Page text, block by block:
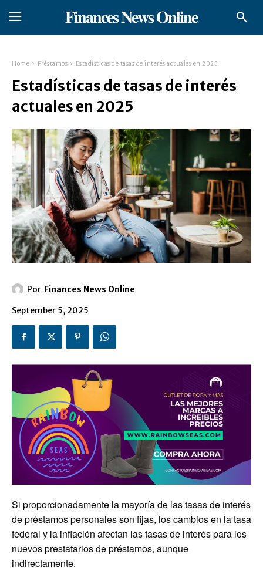
𝐅𝐢𝐧𝐚𝐧𝐜𝐞𝐬 𝐍𝐞𝐰𝐬 𝐎𝐧𝐥𝐢𝐧𝐞
Home Préstamos Estadísticas de tasas de interés actuales en 2025
Estadísticas de tasas de interés
actuales en 2025
Por Finances News Online
September 5, 2025
Si proporcionadamente la mayoría de las tasas de interés
de préstamos personales son fijas, los cambios en la tasa
federal y la inflación afectan las tasas de interés para los
nuevos prestatarios de préstamos, aunque
indirectamente.